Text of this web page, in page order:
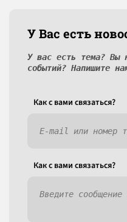
У Вас есть
У вас есть тема? Вы
событий? Напишите
Как c вами связаться?
Как c вами связаться?